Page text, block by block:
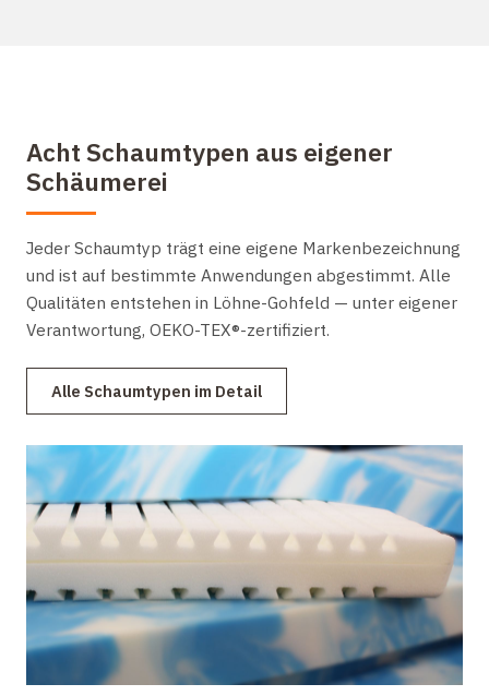
Acht Schaumtypen aus eigener
Schäumerei
Jeder Schaumtyp trägt eine eigene Markenbezeichnung
und ist auf bestimmte Anwendungen abgestimmt. Alle
Qualitäten entstehen in Löhne-Gohfeld — unter eigener
Verantwortung, OEKO-TEX®-zertifiziert.
Alle Schaumtypen im Detail